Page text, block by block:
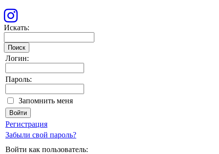
Искать:
Поиск
Логин:
Пароль:
Запомнить меня
Регистрация
Забыли свой пароль?
Войти как пользователь: